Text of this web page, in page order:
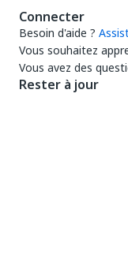
Connecter
Besoin d'aide ?
Vous souhaitez
Vous avez des
Rester à jour